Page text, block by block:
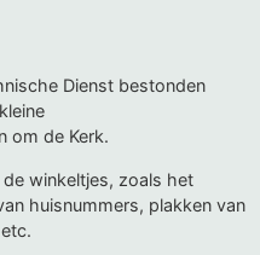
Dienst bestonden
om de Kerk.
winkeltjes, zoals het
huisnummers, plakken van